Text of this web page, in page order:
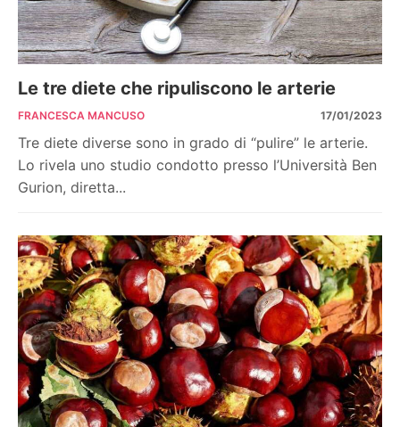
Le tre diete che ripuliscono le arterie
FRANCESCA MANCUSO 17/01/2023
Tre diete diverse sono in grado di “pulire” le arterie.
Lo rivela uno studio condotto presso l’Università Ben
Gurion, diretta...